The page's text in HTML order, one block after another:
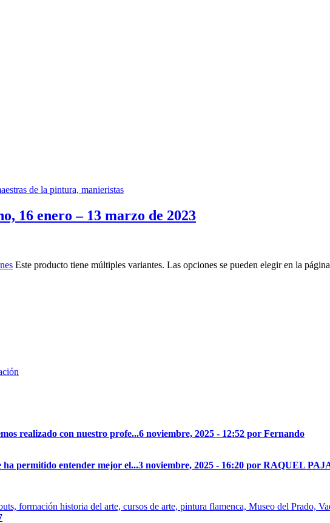
16 enero – 13 marzo de 2023
Este producto tiene múltiples variantes. Las opciones se pueden elegir en la
realizado con nuestro profe...6 noviembre, 2025 - 12:52 por Fernando
ha permitido entender mejor el...3 noviembre, 2025 - 16:20 por RAQUEL